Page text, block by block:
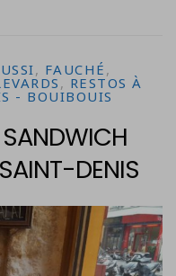
, FAUCHÉ ,
, RESTOS À
- BOUIBOUIS
SANDWICH
DENIS